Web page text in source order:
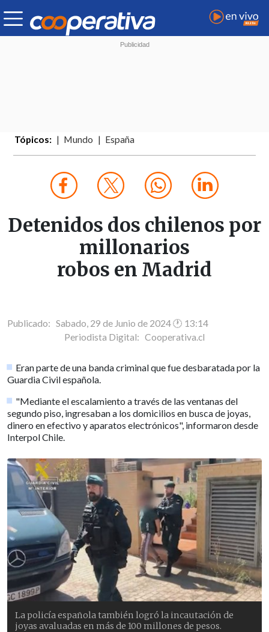
Tópicos: Mundo España
Detenidos dos chilenos por
millonarios
robos en Madrid
Publicado: Sabado, 29 de Junio de 2024 🕐 13:14
Periodista Digital: Cooperativa.cl
Eran parte de una banda criminal que fue desbaratada por la
Guardia Civil española.
"Mediante el escalamiento a través de las ventanas del
segundo piso, ingresaban a los domicilios en busca de joyas,
dinero en efectivo y aparatos electrónicos", informaron desde
Interpol Chile.
La policía española también logró la incautación de
joyas avaluadas en más de 100 millones de pesos.